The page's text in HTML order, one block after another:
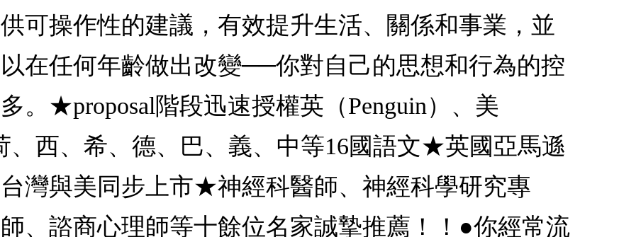
可操作性的建議，有效提升生活、關係和事業，並
在任何年齡做出改變──你對自己的思想和行為的控
。★proposal階段迅速授權英（Penguin）、美
、西、希、德、巴、義、中等16國語文★英國亞馬遜
灣與美同步上市★神經科醫師、神經科學研究專
、諮商心理師等十餘位名家誠摯推薦！！●你經常流